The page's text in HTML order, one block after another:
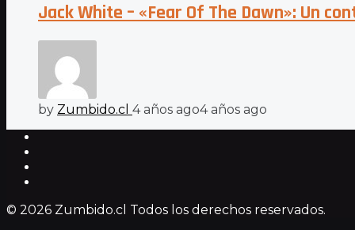
Jack White – «Fear Of The Dawn»: Un
by Zumbido.cl 4 años ago4 años ago
© 2026 Zumbido.cl Todos los derechos reservados.